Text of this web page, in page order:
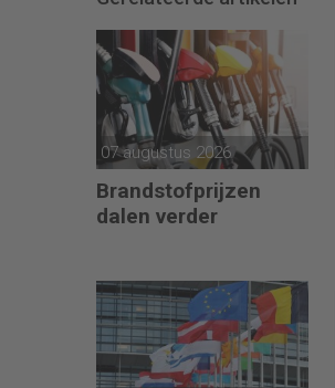
07 augustus 2026
Brandstofprijzen
dalen verder